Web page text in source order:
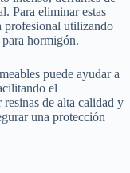
Para eliminar estas
profesional utilizando
hormigón.
puede ayudar a
el
de alta calidad y
una protección